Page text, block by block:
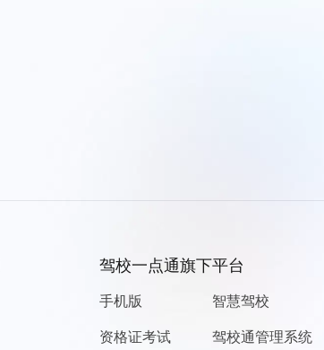
驾校一点通旗下平台
手机版
资格证考试
智慧驾校
驾校通管理系统